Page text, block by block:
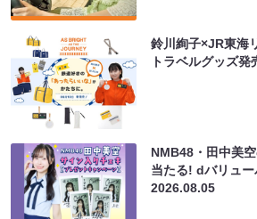
鈴川絢子×JR東海
トラベルグッズ
NMB48・田中美
当たる! dバリュ
2026.08.05